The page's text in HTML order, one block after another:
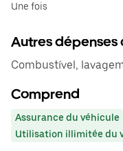
Une fois
Autres dépenses
Combustível,
Comprend
Assurance du véhicule
Utilisation illimitée du